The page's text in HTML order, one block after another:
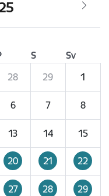
S
Sv
28 29 1
6 7 8
13 14 15
20 21 22
27 28 29